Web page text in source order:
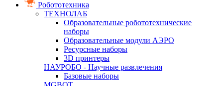
Робототехника
ТЕХНОЛАБ
Образовательные робототехнические
наборы
Образовательные модули АЭРО
Ресурсные наборы
3D принтеры
НАУРОБО - Научные развлечения
Базовые наборы